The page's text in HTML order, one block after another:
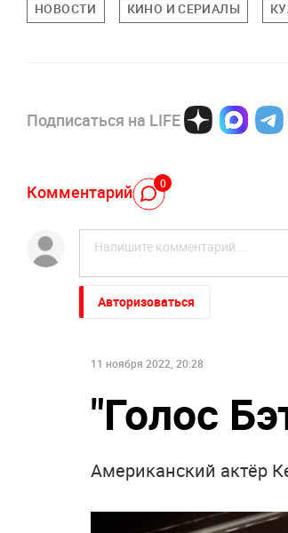
НОВОСТИ КИНО И СЕРИАЛЫ
Подписаться на LIFE
Комментарий 0
Авторизоваться
11 ноября 2022, 20:28
"Голос
Американский актёр